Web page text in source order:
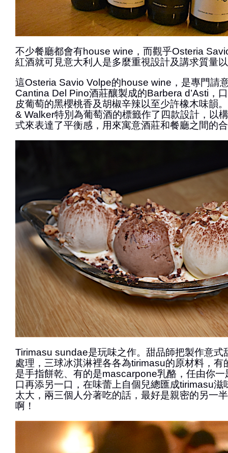
不少餐廳都會有house wine，而觀乎Osteria
紅酒就可見意大利人是多麼重視設計及講求質量
這Osteria Savio Volpe的house wine，是專門請
Cantina Del Pino酒莊釀製成的Barbera d’Asti，
皮葡萄的黑櫻桃香及胡椒辛辣以至少許橡木味韻
& Walker特別為葡萄酒的標籤作了四款設計，以
式來表達了平衡感，用來寓意酒莊和餐廳之間的
Tirimasu sundae是玩味之作。甜品師把製作意式
處理，三球冰淇淋裡各各為tirimasu的原材料，有
是手指餅乾、有的是mascarpone乳酪，任由你
口再添另一口，在味蕾上自個兒總匯成tirimasu滋
太大，兩三個人分著吃的話，最好是親密的另一
啊！